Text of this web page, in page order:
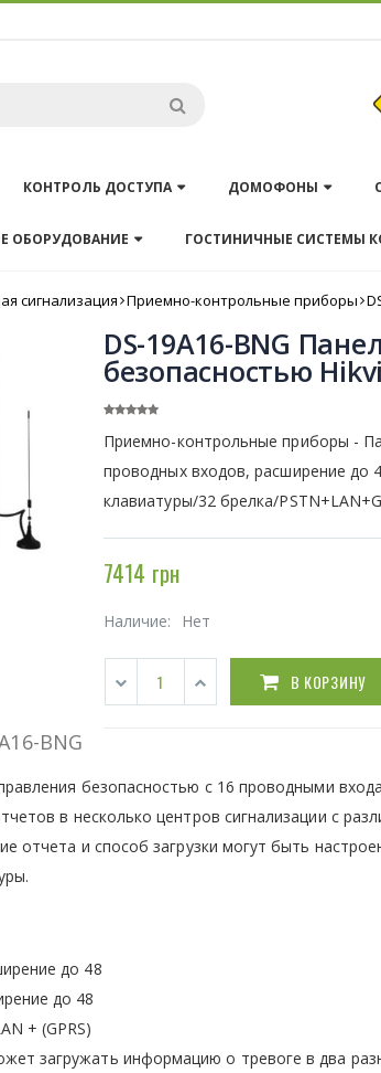
КОНТРОЛЬ ДОСТУПА ДОМОФОНЫ
ОБОРУДОВАНИЕ ГОСТИНИЧНЫЕ СИСТЕМЫ
сигнализация Приемно-контрольные приборы
DS-19A16-BNG
безопасностью
Приемно-контрольные приборы -
проводных входов, расширение до
клавиатуры/32 брелка/
7414 грн
Наличие: Нет
В КОРЗИНУ
BNG
безопасностью с 16 проводными
в несколько центров сигнализации с
отчета и способ загрузки могут быть
до 48
до 48
+ (GPRS)
загружать информацию о тревоге в два